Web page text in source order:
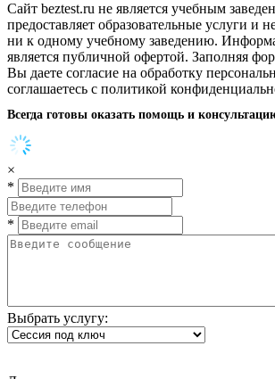
Сайт beztest.ru не является учебным
предоставляет образовательные услуги и
ни к одному учебному заведению.
является публичной офертой. Заполняя
Вы даете согласие на обработку
соглашаетесь с политикой
Всегда готовы оказать помощь и
×
*
*
Выбрать услугу: